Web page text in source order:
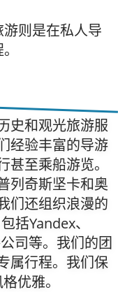
则是在私人导
史和观光旅游服
经验丰富的导游
至乘船游览。
列奇斯坚卡和奥
们还组织浪漫的
括Yandex、
司等。我们的团
属行程。我们保
优雅。